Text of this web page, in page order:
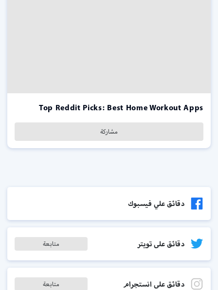
Top Reddit Picks: Best Home Workout Apps
مشاركة
دقائق علي فيسبوك
دقائق على تويتر متابعة
دقائق على انستجرام متابعة